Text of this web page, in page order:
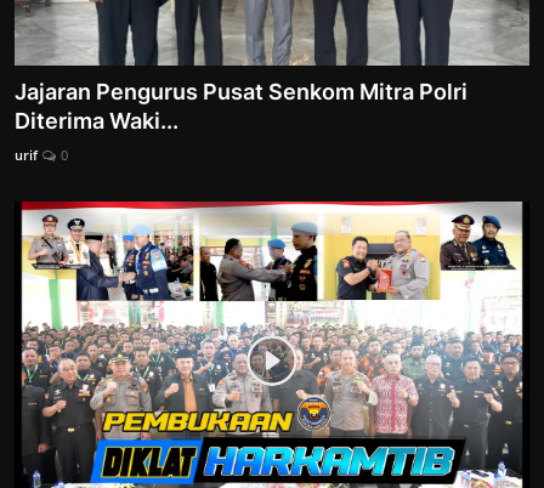
Jajaran Pengurus Pusat Senkom Mitra Polri
Diterima Waki...
urif 0